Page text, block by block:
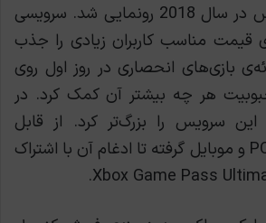
ایکس ‌باکس گیم‌پس در سال 2018 رونمایی شد. سرویسی
قیمت مناسب کاربران زیادی را جذب
بازی‌های انحصاری در روز اول روی
هر چه بیشتر آن کمک کرد. در
این سرویس را بزرگ‌تر کرد. از قابل
دسترس بودن روی PC و موبایل گرفته تا ادغام آن با اشتراک